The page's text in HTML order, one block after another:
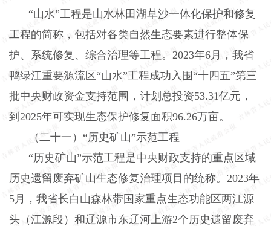
“山水”工程是山水林田湖草沙一体化保护和修复
工程的简称，包括对各类自然生态要素进行整体保
护、系统修复、综合治理等工程。 2023年6 月，我省
鸭绿江重要源流区“山水”工程成功入围“十四五”第三
批中央财政资金支持范围，计划总投资53.31亿元，
到 2025年可实现生态保护修复面积96.26万亩。
（二十一）“历史矿山”示范工程
“历史矿山”示范工程是中央财政支持的重点区域
历史遗留废弃矿山生态修复治理项目的统称。 2023年
5 月，我省长白山森林带国家重点生态功能区两江源
头（江源段）和辽源市东辽河上游2个历史遗留废弃